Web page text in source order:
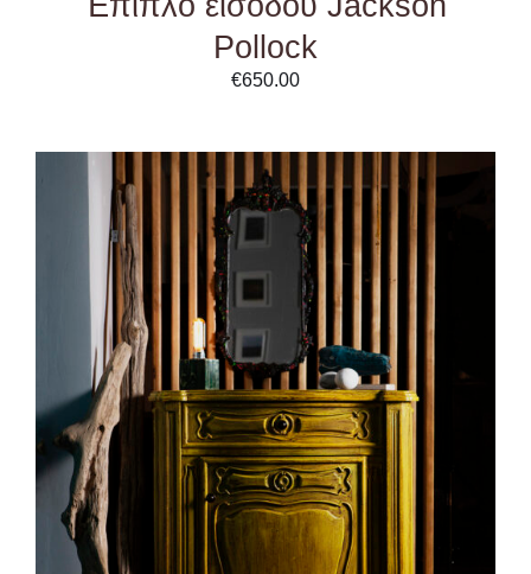
Pollock
€650.00
ADD TO CART
/
DETAILS